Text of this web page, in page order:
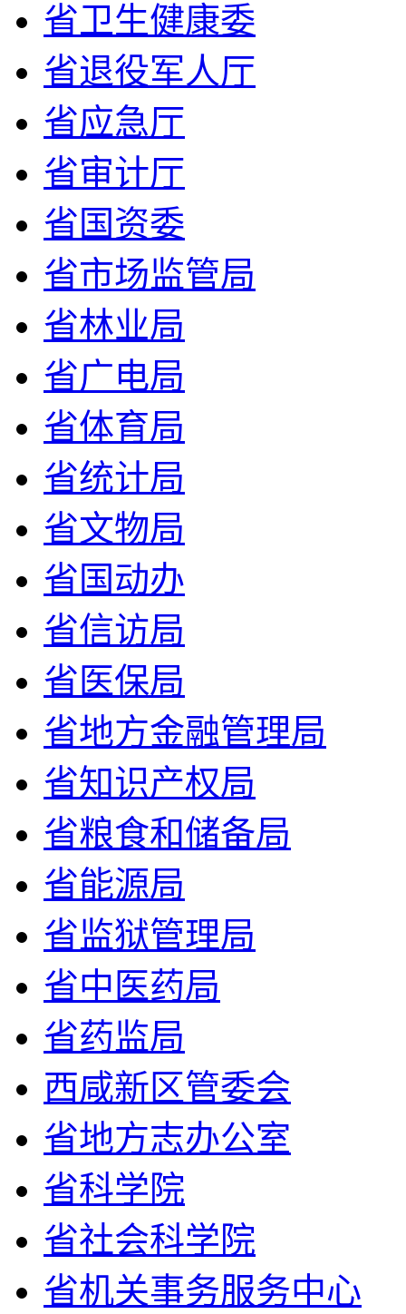
省卫生健康委
省退役军人厅
省应急厅
省审计厅
省国资委
省市场监管局
省林业局
省广电局
省体育局
省统计局
省文物局
省国动办
省信访局
省医保局
省地方金融管理局
省知识产权局
省粮食和储备局
省能源局
省监狱管理局
省中医药局
省药监局
西咸新区管委会
省地方志办公室
省科学院
省社会科学院
省机关事务服务中心